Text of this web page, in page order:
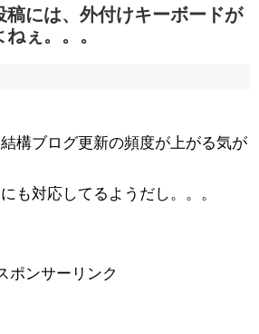
稿には、外付けキーボードが
ぇ。。。
構ブログ更新の頻度が上がる気が
も対応してるようだし。。。
ポンサーリンク